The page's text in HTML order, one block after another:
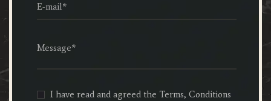
I have read and agreed the Terms, Conditions